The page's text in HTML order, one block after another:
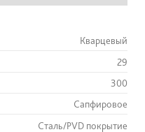
Кварцевый
29
300
Сапфировое
Сталь/PVD покрытие